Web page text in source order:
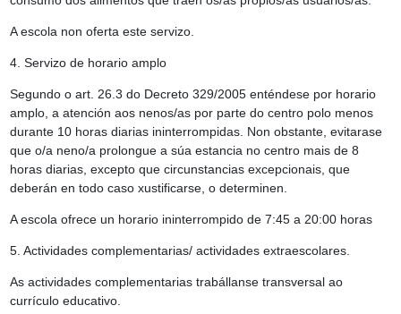
A escola non oferta este servizo.
4. Servizo de horario amplo
Segundo o art. 26.3 do Decreto 329/2005 enténdese por horario
amplo, a atención aos nenos/as por parte do centro polo menos
durante 10 horas diarias ininterrompidas. Non obstante, evitarase
que o/a neno/a prolongue a súa estancia no centro mais de 8
horas diarias, excepto que circunstancias excepcionais, que
deberán en todo caso xustificarse, o determinen.
A escola ofrece un horario ininterrompido de 7:45 a 20:00 horas
5. Actividades complementarias/ actividades extraescolares.
As actividades complementarias trabállanse transversal ao
currículo educativo.